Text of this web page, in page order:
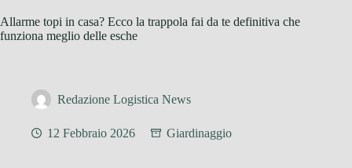
Allarme topi in casa? Ecco la trappola fai da te definitiva che
funziona meglio delle esche
Redazione Logistica News
12 Febbraio 2026 Giardinaggio